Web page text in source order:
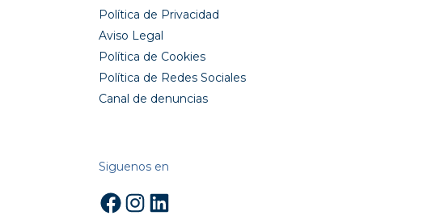
Política de Privacidad
Aviso Legal
Política de Cookies
Política de Redes Sociales
Canal de denuncias
Siguenos en
Facebook
Instagram
LinkedIn